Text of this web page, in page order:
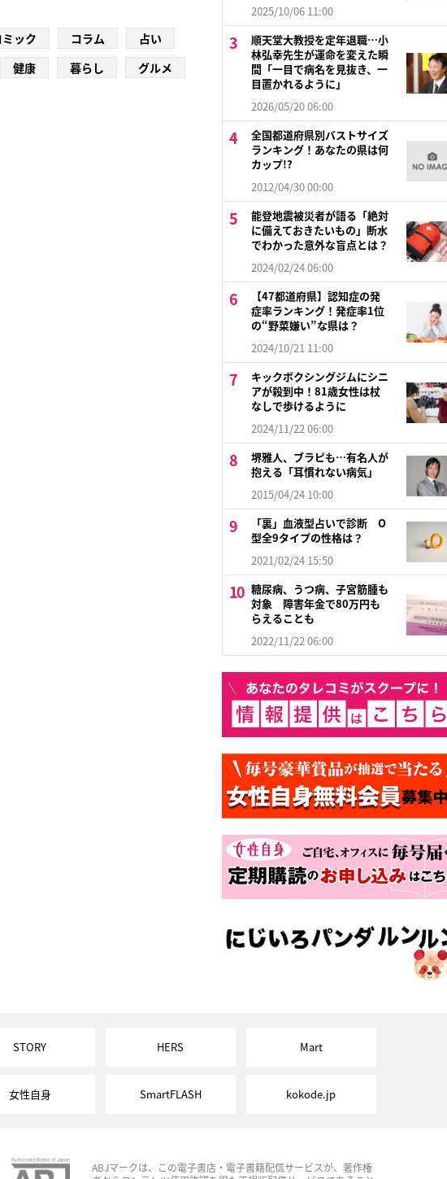
ミック コラム
占い
健康 暮らし グルメ
2025/10/06 11:00
順天堂大教授を定年退職…小
林弘幸先生が運命を変えた瞬
間「一目で病名を見抜き、一
目置かれるように」
2026/05/20 06:00
全国都道府県別バストサイズ
ランキング！あなたの県は何
カップ!?
2012/04/30 00:00
能登地震被災者が語る「絶対
に備えておきたいもの」断水
でわかった意外な盲点とは？
2024/02/24 06:00
【47都道府県】認知症の発
症率ランキング！発症率1位
の“野菜嫌い”な県は？
2024/10/21 11:00
キックボクシングジムにシニ
アが殺到中！81歳女性は杖
なしで歩けるように
2024/11/22 06:00
堺雅人、ブラピも…有名人が
抱える「耳慣れない病気」
2015/04/24 10:00
「裏」血液型占いで診断 O
型全9タイプの性格は？
2021/02/24 15:50
糖尿病、うつ病、子宮筋腫も
対象 障害年金で80万円も
らえることも
2022/11/22 06:00
STORY HERS Mart
女性自身 SmartFLASH kokode.jp
ABJマークは、この電子書店・電子書籍配信サービスが、著作権